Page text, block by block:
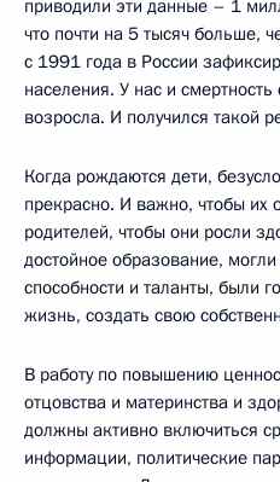
приводили эти данные – 1
что почти на 5 тысяч больше,
с 1991 года в России
населения. У нас и
возросла. И получился такой
Когда рождаются дети,
прекрасно. И важно, чтобы их
родителей, чтобы они росли
достойное образование,
способности и таланты, были
жизнь, создать свою
В работу по повышению
отцовства и материнства и
должны активно включиться
информации, политические